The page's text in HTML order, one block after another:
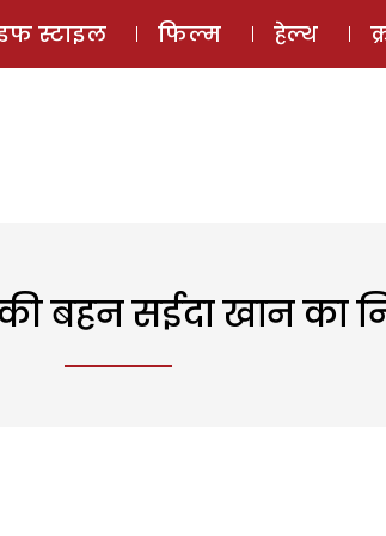
ई-मैगज़ीन
स्टाइल फिल्म हेल्थ
बहन सईदा खान का